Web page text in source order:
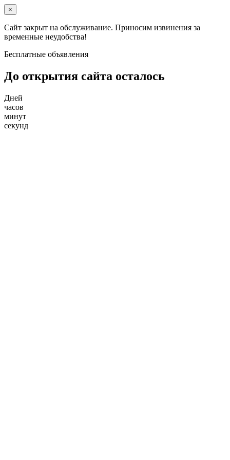
×
Сайт закрыт на обслуживание. Приносим извинения за
временные неудобства!
Бесплатные объявления
До открытия сайта осталось
Дней
часов
минут
секунд